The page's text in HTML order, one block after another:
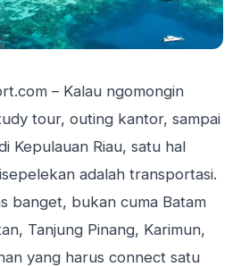
– Kalau ngomongin
tour, outing kantor, sampai
Kepulauan Riau, satu hal
adalah transportasi.
banget, bukan cuma Batam
Tanjung Pinang, Karimun,
yang harus connect satu